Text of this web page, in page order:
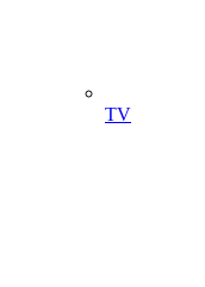
ТV